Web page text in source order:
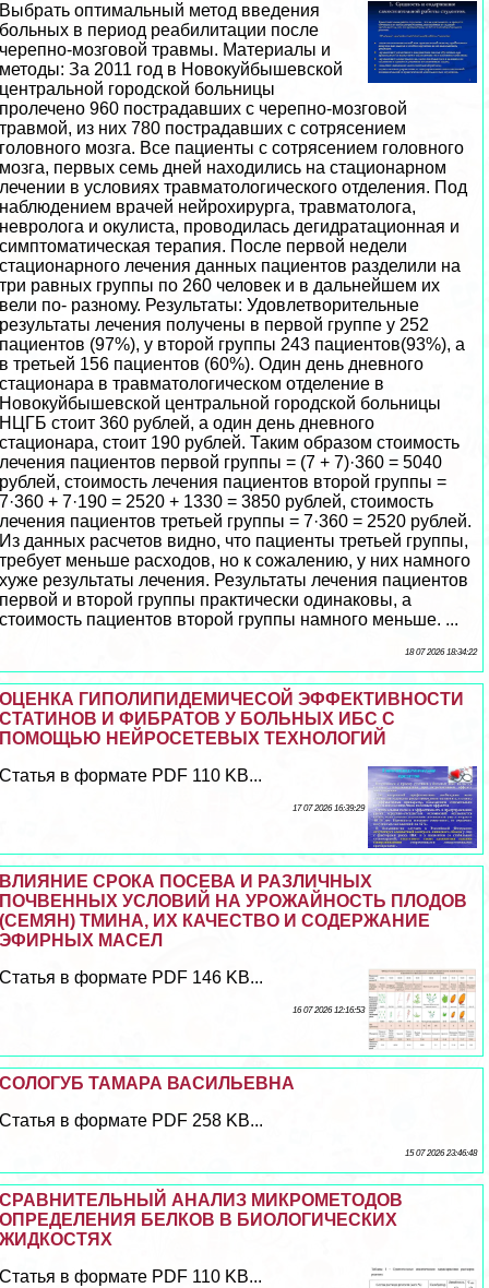
Выбрать оптимальный метод введения
больных в период реабилитации после
черепно-мозговой травмы. Материалы и
методы: За 2011 год в Новокуйбышевской
центральной городской больницы
пролечено 960 пострадавших с черепно-мозговой
травмой, из них 780 пострадавших с сотрясением
головного мозга. Все пациенты с сотрясением головного
мозга, первых семь дней находились на стационарном
лечении в условиях травматологического отделения. Под
наблюдением врачей нейрохирурга, травматолога,
невролога и окулиста, проводилась дегидратационная и
симптоматическая терапия. После первой недели
стационарного лечения данных пациентов разделили на
три равных группы по 260 человек и в дальнейшем их
вели по- разному. Результаты: Удовлетворительные
результаты лечения получены в первой группе у 252
пациентов (97%), у второй группы 243 пациентов(93%), а
в третьей 156 пациентов (60%). Один день дневного
стационара в травматологическом отделение в
Новокуйбышевской центральной городской больницы
НЦГБ стоит 360 рублей, а один день дневного
стационара, стоит 190 рублей. Таким образом стоимость
лечения пациентов первой группы = (7 + 7)·360 = 5040
рублей, стоимость лечения пациентов второй группы =
7·360 + 7·190 = 2520 + 1330 = 3850 рублей, стоимость
лечения пациентов третьей группы = 7·360 = 2520 рублей.
Из данных расчетов видно, что пациенты третьей группы,
требует меньше расходов, но к сожалению, у них намного
хуже результаты лечения. Результаты лечения пациентов
первой и второй группы пpaктически одинаковы, а
стоимость пациентов второй группы намного меньше. ...
18 07 2026 18:34:22
ОЦЕНКА ГИПОЛИПИДЕМИЧЕСОЙ ЭФФЕКТИВНОСТИ
СТАТИНОВ И ФИБРАТОВ У БОЛЬНЫХ ИБС С
ПОМОЩЬЮ НЕЙРОСЕТЕВЫХ ТЕХНОЛОГИЙ
Статья в формате PDF 110 KB...
17 07 2026 16:39:29
ВЛИЯНИЕ СРОКА ПОСЕВА И РАЗЛИЧНЫХ
ПОЧВЕННЫХ УСЛОВИЙ НА УРОЖАЙНОСТЬ ПЛОДОВ
(СЕМЯН) ТМИНА, ИХ КАЧЕСТВО И СОДЕРЖАНИЕ
ЭФИРНЫХ МАСЕЛ
Статья в формате PDF 146 KB...
16 07 2026 12:16:53
СОЛОГУБ ТАМАРА ВАСИЛЬЕВНА
Статья в формате PDF 258 KB...
15 07 2026 23:46:48
СРАВНИТЕЛЬНЫЙ АНАЛИЗ МИКРОМЕТОДОВ
ОПРЕДЕЛЕНИЯ БЕЛКОВ В БИОЛОГИЧЕСКИХ
ЖИДКОСТЯХ
Статья в формате PDF 110 KB...